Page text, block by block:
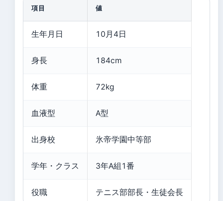
項目 値
生年月日 10月4日
身長 184cm
体重 72kg
血液型 A型
出身校 氷帝学園中等部
学年・クラス 3年A組1番
役職 テニス部部長・生徒会長